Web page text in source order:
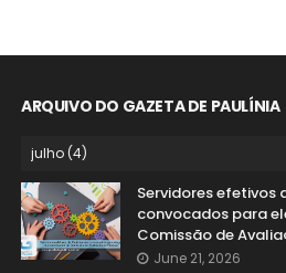
ARQUIVO DO GAZETA DE PAULÍNIA
Servidores efetivos
convocados para
Comissão de
June 21, 2026